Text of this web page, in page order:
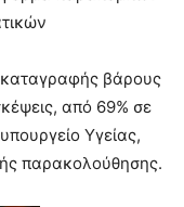
βάρους
από 69% σε
Υγείας,
παρακολούθησης.